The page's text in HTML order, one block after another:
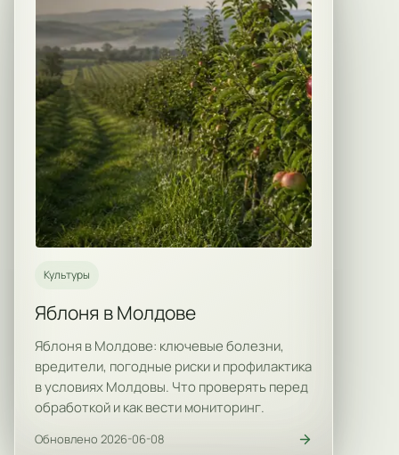
Культуры
Яблоня в Молдове
Яблоня в Молдове: ключевые болезни,
вредители, погодные риски и профилактика
в условиях Молдовы. Что проверять перед
обработкой и как вести мониторинг.
Обновлено 2026-06-08